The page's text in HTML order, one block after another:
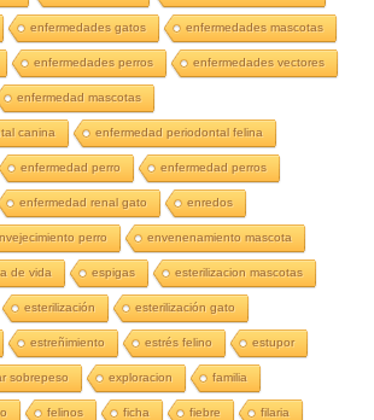
enfermedades gatos enfermedades mascotas
enfermedades perros enfermedades vectores
enfermedad mascotas
canina enfermedad periodontal felina
enfermedad perro enfermedad perros
enfermedad renal gato enredos
perro envenenamiento mascota
de vida espigas esterilizacion mascotas
esterilización esterilización gato
estreñimiento estrés felino estupor
sobrepeso exploracion familia
felinos ficha fiebre filaria